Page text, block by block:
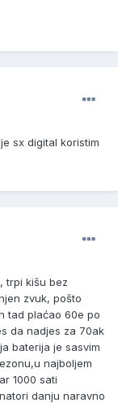
sx digital koristim
trpi kišu bez
zvuk, pošto
tad plaćao 60e po
da nadjes za 70ak
baterija je sasvim
najboljem
1000 sati
danju naravno